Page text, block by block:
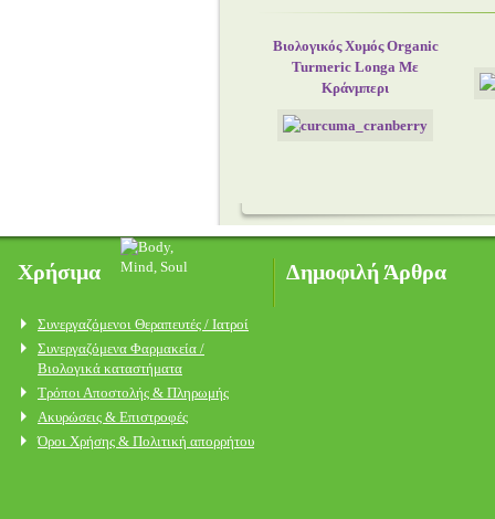
Βιολογικός Χυμός Organic
Turmeric Longa Με
Κράνμπερι
Χρήσιμα
Συνεργαζόμενοι Θεραπευτές / Ιατροί
Συνεργαζόμενα Φαρμακεία /
Βιολογικά καταστήματα
Τρόποι Αποστολής & Πληρωμής
Ακυρώσεις & Επιστροφές
Όροι Χρήσης & Πολιτική απορρήτου
Δημοφιλή Άρθρα